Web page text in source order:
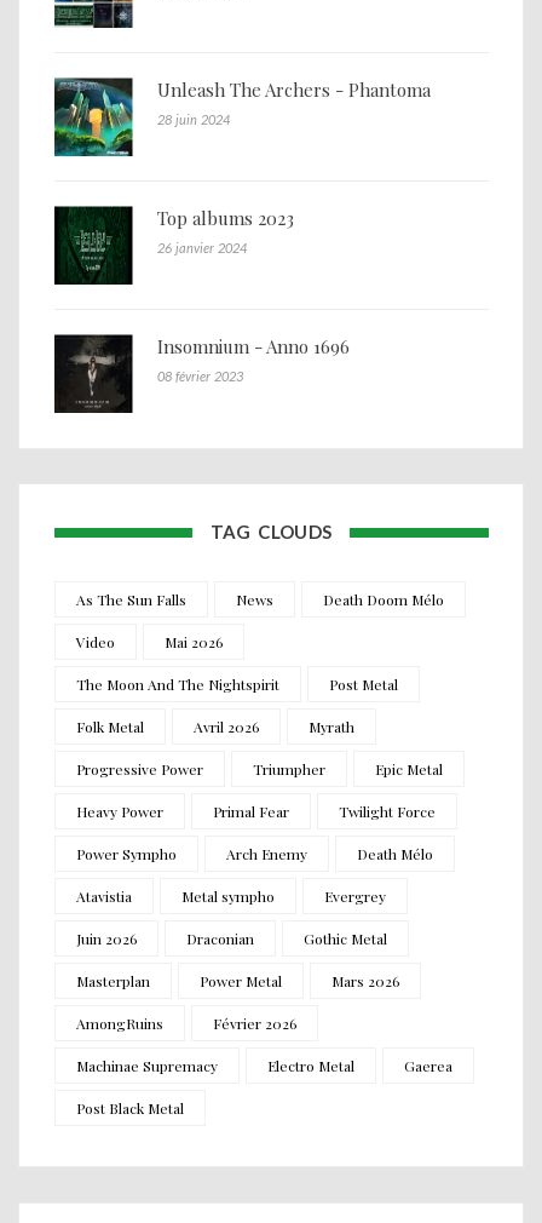
Unleash The Archers - Phantoma
28 juin 2024
Top albums 2023
26 janvier 2024
Insomnium - Anno 1696
08 février 2023
TAG CLOUDS
As The Sun Falls News Death Doom Mélo
Video Mai 2026
The Moon And The Nightspirit Post Metal
Folk Metal Avril 2026 Myrath
Progressive Power Triumpher Epic Metal
Heavy Power Primal Fear Twilight Force
Power Sympho Arch Enemy Death Mélo
Atavistia Metal sympho Evergrey
Juin 2026 Draconian Gothic Metal
Masterplan Power Metal Mars 2026
AmongRuins Février 2026
Machinae Supremacy Electro Metal Gaerea
Post Black Metal